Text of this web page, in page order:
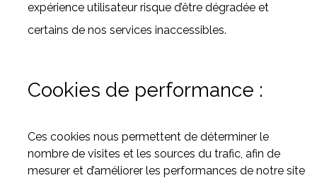
expérience utilisateur risque d’être dégradée et
certains de nos services inaccessibles.
Cookies de performance :
Ces cookies nous permettent de déterminer le
nombre de visites et les sources du trafic, afin de
mesurer et d’améliorer les performances de notre site